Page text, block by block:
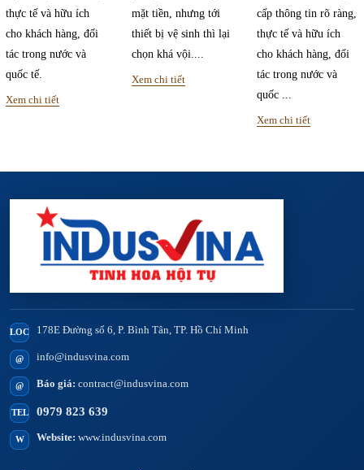
thực tế và hữu ích
cho khách hàng, đối
tác trong nước và
quốc tế.
Xem chi tiết
mặt tiền, nhưng tới
thiết bị vệ sinh thì lại
chọn khá vội....
Xem chi tiết
cấp thông tin rõ ràng,
thực tế và hữu ích
cho khách hàng, đối
tác trong nước và
quốc ...
Xem chi tiết
LOC 178E Đường số 6, P. Bình Tân, TP. Hồ Chí Minh
@ info@indusvina.com
@ Báo giá: contract@indusvina.com
TEL 0979 823 639
W Website: www.indusvina.com